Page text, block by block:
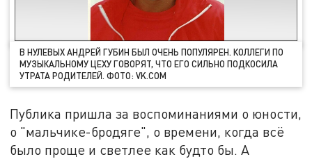
В НУЛЕВЫХ АНДРЕЙ ГУБИН БЫЛ ОЧЕНЬ ПОПУЛЯРЕН. КОЛЛЕГИ ПО
МУЗЫКАЛЬНОМУ ЦЕХУ ГОВОРЯТ, ЧТО ЕГО СИЛЬНО ПОДКОСИЛА
УТРАТА РОДИТЕЛЕЙ. ФОТО: VK.COM
Публика пришла за воспоминаниями о юности,
о "мальчике-бродяге", о времени, когда всё
было проще и светлее как будто бы. А